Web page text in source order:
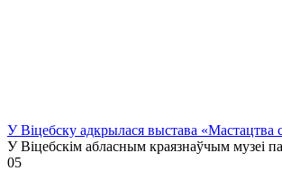
У Віцебску адкрылася выстава «Мастацтва
У Віцебскім абласным краязнаўчым музеі
05